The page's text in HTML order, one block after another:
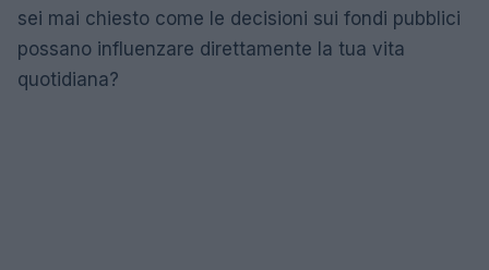
sei mai chiesto come le decisioni sui fondi pubblici
possano influenzare direttamente la tua vita
quotidiana?